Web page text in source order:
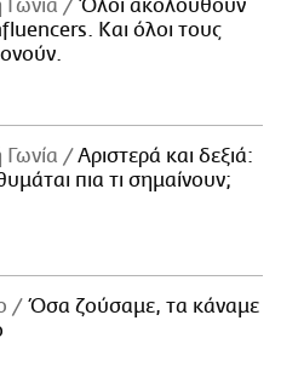
Γωνία
Όλοι ακολουθούν
Και όλοι τους
Γωνία
Αριστερά και δεξιά:
πια τι σημαίνουν;
Όσα ζούσαμε, τα κάναμε